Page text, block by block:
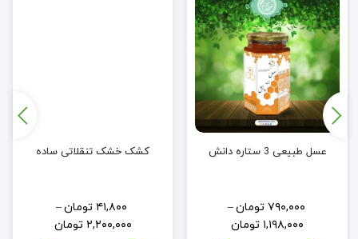
عسل طبیعی 3 ستاره دانش
۷۹۰,۰۰۰ تومان–
۱,۱۹۸,۰۰۰ تومان
کشک خشک تنقلاتی ساده
۴۱,۸۰۰ تومان–
۲,۲۰۰,۰۰۰ تومان